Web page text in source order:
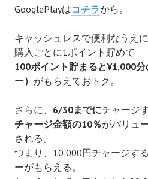
GooglePlayはコチラから。
キャッシュレスで便利なうえ
購入 ごとに1ポイント貯めて
100ポイント貯まると¥1,000
ー） がもらえておトク。
さらに、 6/30までにチャージ
チャージ金額の10％がバリュ
される。
つまり、10,000円チャージす
ーがもらえる。